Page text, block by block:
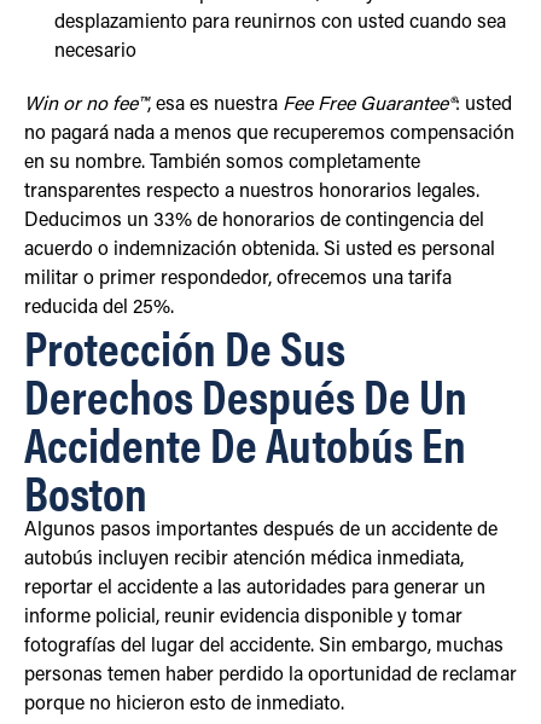
desplazamiento para reunirnos con usted cuando sea
necesario
Win or no fee™, esa es nuestra Fee Free Guarantee®: usted
no pagará nada a menos que recuperemos compensación
en su nombre. También somos completamente
transparentes respecto a nuestros honorarios legales.
Deducimos un 33% de honorarios de contingencia del
acuerdo o indemnización obtenida. Si usted es personal
militar o primer respondedor, ofrecemos una tarifa
reducida del 25%.
Protección De Sus
Derechos Después De Un
Accidente De Autobús En
Boston
Algunos pasos importantes después de un accidente de
autobús incluyen recibir atención médica inmediata,
reportar el accidente a las autoridades para generar un
informe policial, reunir evidencia disponible y tomar
fotografías del lugar del accidente. Sin embargo, muchas
personas temen haber perdido la oportunidad de reclamar
porque no hicieron esto de inmediato.